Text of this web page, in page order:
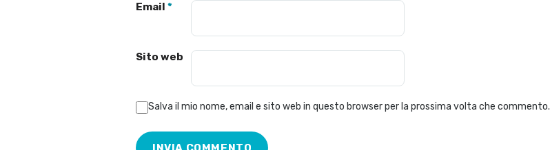
Email *
Sito web
Salva il mio nome, email e sito web in questo browser per la prossima volta che commento.